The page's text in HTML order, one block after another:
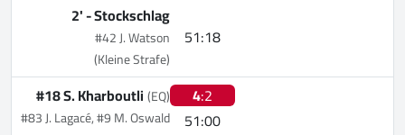
51:18
2' -Stockschlag
#42 J. Watson
(Kleine Strafe)
4:2
51:00
#18 S. Kharboutli(EQ)
#83 J. Lagacé, #9 M. Oswald